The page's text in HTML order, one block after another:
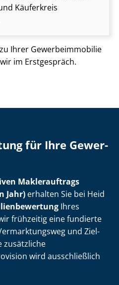
Käuferkreis
Ihrer Ge­wer­be­im­mo­bi­lie
im Erstgespräch.
für Ihre Ge­wer­
Maklerauftrags
Jahr) erhalten Sie bei Heid
Ihres
frühzeitig eine fundierte
und Ziel­
zusätzliche
wird ausschließlich